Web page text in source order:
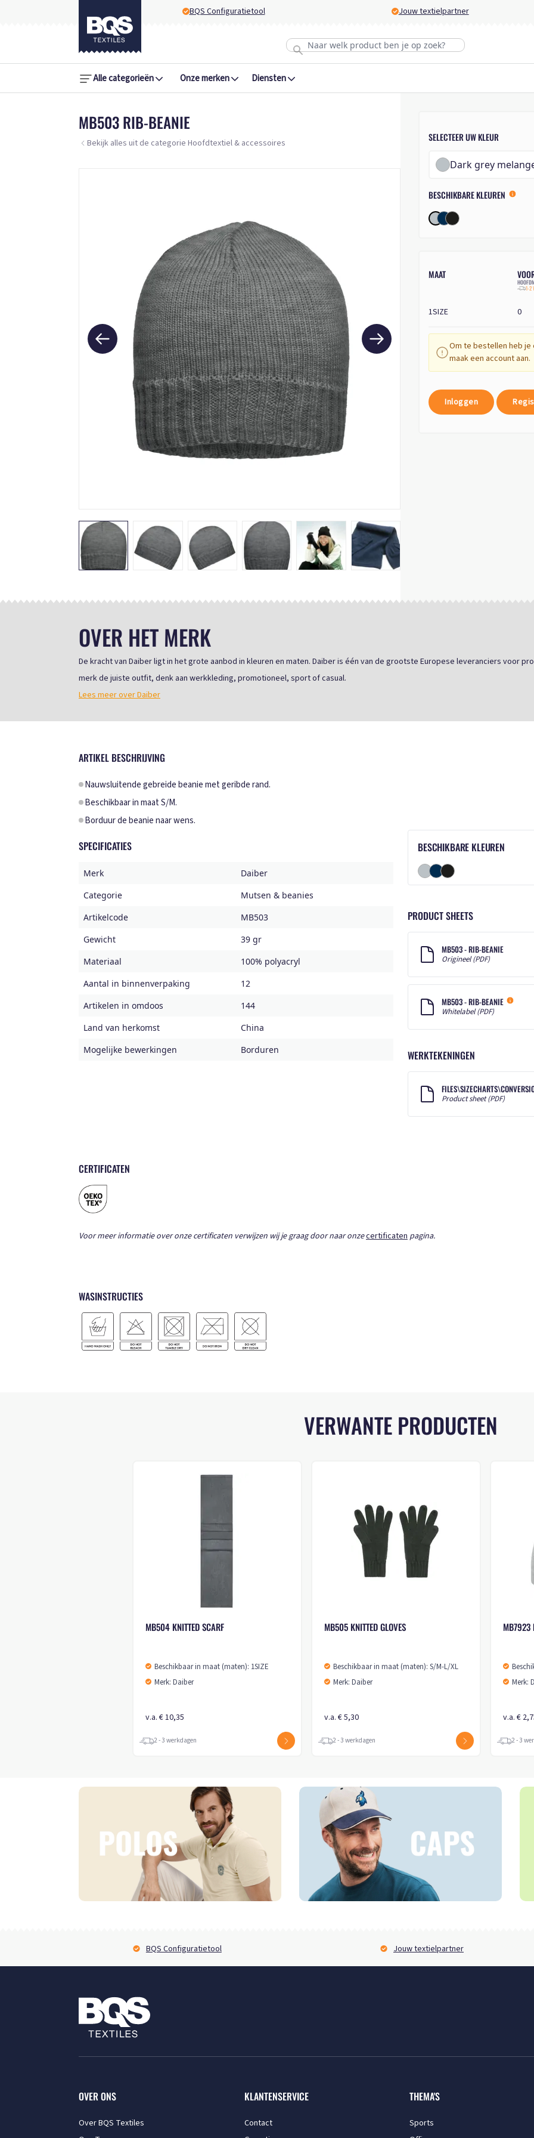
BQS Configuratietool Jouw textielpartner
Alle categorieën Onze merken Diensten
MB503 RIB-BEANIE
Bekijk alles uit de categorie Hoofdtextiel & accessoires SELECTEER UW KLEUR
Dark grey
BESCHIKBARE KLEUREN
MAAT
1-2
1SIZE 0
Om te bestellen heb je
maak een account aan.
Inloggen
OVER HET MERK
De kracht van Daiber ligt in het grote aanbod in kleuren en maten. Daiber is één van de grootste Europese leveranciers voor
merk de juiste outfit, denk aan werkkleding, promotioneel, sport of casual.
Lees meer over Daiber
ARTIKEL BESCHRIJVING
Nauwsluitende gebreide beanie met geribde rand.
Beschikbaar in maat S/M.
Borduur de beanie naar wens.
SPECIFICATIES
Merk
Daiber
Categorie
Mutsen & beanies
Artikelcode
MB503
Gewicht
39 gr
Materiaal
100% polyacryl
Aantal in binnenverpaking
12
Artikelen in omdoos
144
Land van herkomst
China
Mogelijke bewerkingen
Borduren
BESCHIKBARE KLEUREN
PRODUCT SHEETS
MB503 - RIB-BEANIE
Origineel (PDF)
MB503 - RIB-BEANIE
Whitelabel (PDF)
WERKTEKENINGEN
Product sheet (PDF)
CERTIFICATEN
Voor meer informatie over onze certificaten verwijzen wij je graag door naar onzecertificatenpagina.
WASINSTRUCTIES
VERWANTE PRODUCTEN
MB504 KNITTED SCARF
Beschikbaar in maat (maten): 1SIZE
Merk: Daiber
v.a. € 10,35
2 - 3 werkdagen
MB505 KNITTED GLOVES
Beschikbaar in maat (maten): S/M-L/XL
Merk: Daiber
v.a. € 5,30
2 - 3 werkdagen
MB7923
Merk:
v.a. €
2 - 3
BQS Configuratietool Jouw textielpartner
OVER ONS
Over BQS Textiles
KLANTENSERVICE
Contact
THEMA'S
Sports